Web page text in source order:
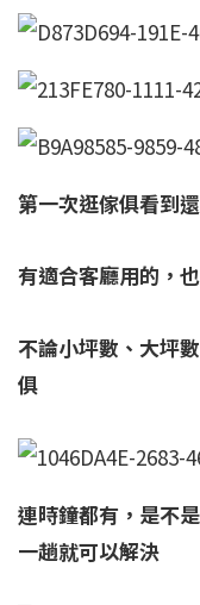
第一次逛傢俱看到
有適合客廳用的，
不論小坪數、大坪
俱
連時鐘都有，是不
一趟就可以解決